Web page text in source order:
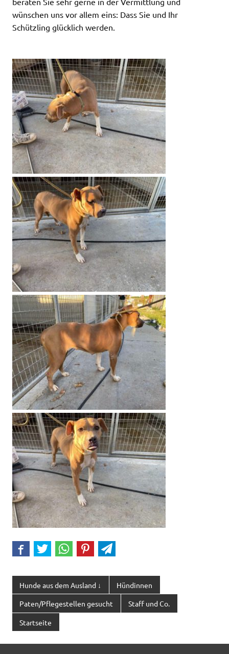
wünschen uns vor allem eins: Dass Sie und Ihr
Schützling glücklich werden.
Hunde aus dem Ausland ↓ Hündinnen
Paten/Pflegestellen gesucht Staff und Co.
Startseite